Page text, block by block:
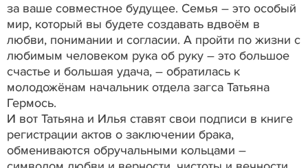
за ваше совместное будущее. Семья – это особый
мир, который вы будете создавать вдвоём в
любви, понимании и согласии. А пройти по жизни с
любимым человеком рука об руку – это большое
счастье и большая удача, – обратилась к
молодожёнам начальник отдела загса Татьяна
Гермось.
И вот Татьяна и Илья ставят свои подписи в книге
регистрации актов о заключении брака,
обмениваются обручальными кольцами –